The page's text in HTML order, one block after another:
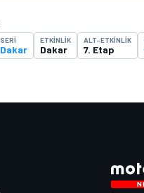
SERI
Dakar
ETKINLIK
Dakar
ALT-ETKINLIK
7. Etap